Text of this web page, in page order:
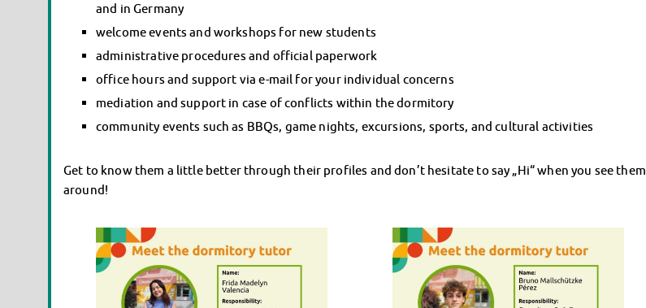
and in Germany
welcome events and workshops for new students
administrative procedures and official paperwork
office hours and support via e-mail for your individual concerns
mediation and support in case of conflicts within the dormitory
community events such as BBQs, game nights, excursions, sports, and cultural activities
Get to know them a little better through their profiles and don’t hesitate to say „Hi“ when you see them
around!